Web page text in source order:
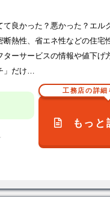
良かった？悪かった？エル
断熱性、省エネ性などの住宅
ーサービスの情報や値下げ
」だけ…
工務店の詳細
もっと